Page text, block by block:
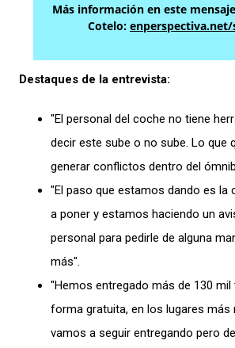
Más información en este
Cotelo: enperspectiva.net/
Destaques de la entrevista:
"El personal del coche no tiene
decir este sube o no sube. Lo que
generar conflictos dentro del
"El paso que estamos dando es la
a poner y estamos haciendo un
personal para pedirle de alguna
más".
"Hemos entregado más de 130 mil
forma gratuita, en los lugares más
vamos a seguir entregando pero